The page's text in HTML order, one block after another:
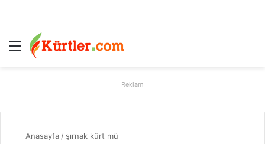
Menü
Reklam
Anasayfa / şırnak kürt mü